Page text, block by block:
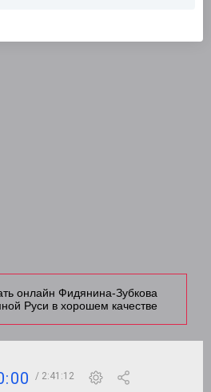
онлайн Фидянина-Зубкова
Руси в хорошем качестве
/ 2:41:12